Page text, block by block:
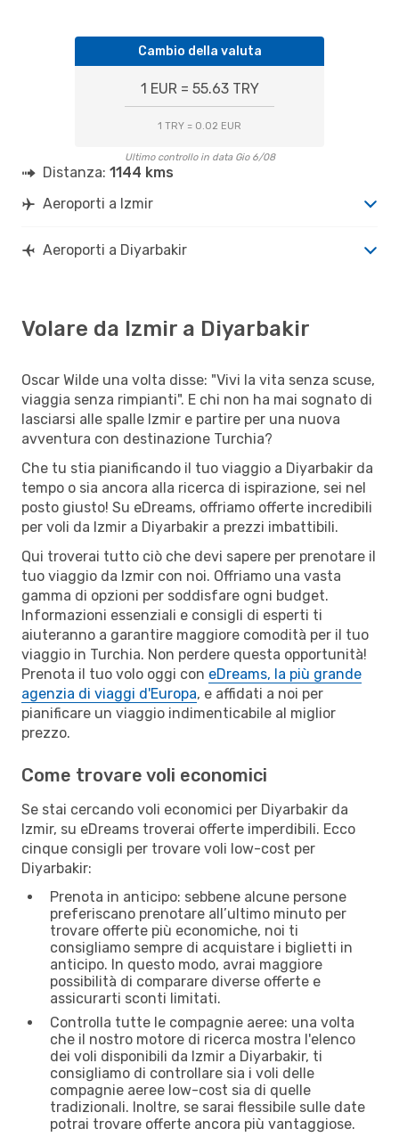
Cambio della valuta
1 EUR = 55.63 TRY
1 TRY = 0.02 EUR
Ultimo controllo in data Gio 6/08
Distanza: 1144 kms
Aeroporti a Izmir
Aeroporti a Diyarbakir
Volare da Izmir a Diyarbakir
Oscar Wilde una volta disse: "Vivi la vita senza scuse,
viaggia senza rimpianti". E chi non ha mai sognato di
lasciarsi alle spalle Izmir e partire per una nuova
avventura con destinazione Turchia?
Che tu stia pianificando il tuo viaggio a Diyarbakir da
tempo o sia ancora alla ricerca di ispirazione, sei nel
posto giusto! Su eDreams, offriamo offerte incredibili
per voli da Izmir a Diyarbakir a prezzi imbattibili.
Qui troverai tutto ciò che devi sapere per prenotare il
tuo viaggio da Izmir con noi. Offriamo una vasta
gamma di opzioni per soddisfare ogni budget.
Informazioni essenziali e consigli di esperti ti
aiuteranno a garantire maggiore comodità per il tuo
viaggio in Turchia. Non perdere questa opportunità!
Prenota il tuo volo oggi con eDreams, la più grande
agenzia di viaggi d'Europa, e affidati a noi per
pianificare un viaggio indimenticabile al miglior
prezzo.
Come trovare voli economici
Se stai cercando voli economici per Diyarbakir da
Izmir, su eDreams troverai offerte imperdibili. Ecco
cinque consigli per trovare voli low-cost per
Diyarbakir:
Prenota in anticipo: sebbene alcune persone
preferiscano prenotare all’ultimo minuto per
trovare offerte più economiche, noi ti
consigliamo sempre di acquistare i biglietti in
anticipo. In questo modo, avrai maggiore
possibilità di comparare diverse offerte e
assicurarti sconti limitati.
Controlla tutte le compagnie aeree: una volta
che il nostro motore di ricerca mostra l'elenco
dei voli disponibili da Izmir a Diyarbakir, ti
consigliamo di controllare sia i voli delle
compagnie aeree low-cost sia di quelle
tradizionali. Inoltre, se sarai flessibile sulle date
potrai trovare offerte ancora più vantaggiose.